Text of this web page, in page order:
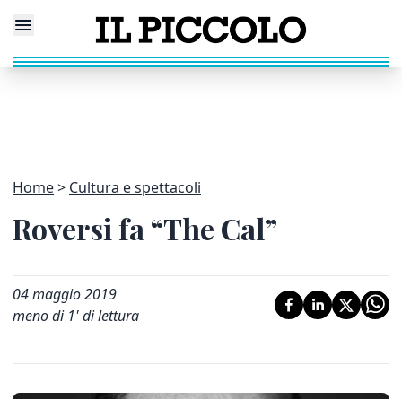
Home Cultura e spettacoli
Roversi fa “The Cal”
04 maggio 2019
meno di 1' di lettura